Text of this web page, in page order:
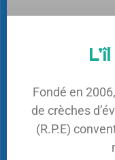
Fondé en
de crèches
(R.P.E)